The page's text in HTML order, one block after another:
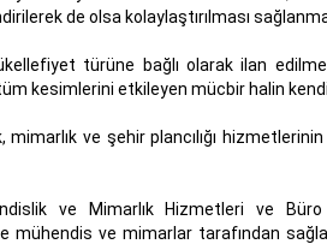
de olsa kolaylaştırılması
türüne bağlı olarak ilan
kesimlerini etkileyen mücbir halin
ve şehir plancılığı
ve Mimarlık Hizmetleri ve
mühendis ve mimarlar tarafından